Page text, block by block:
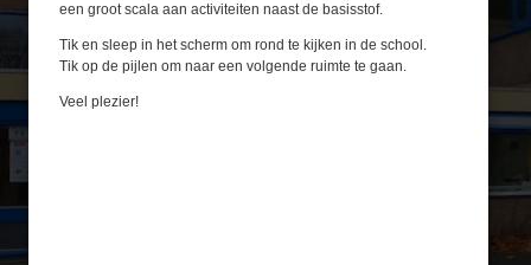
een groot scala aan activiteiten naast de basisstof.
Tik en sleep in het scherm om rond te kijken in de school.
Tik op de pijlen om naar een volgende ruimte te gaan.
Veel plezier!